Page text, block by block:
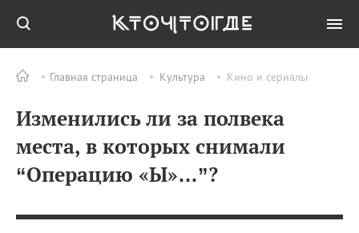
Главная страница Культура Кино и сериалы
Изменились ли за полвека
места, в которых снимали
“Операцию «Ы»…”?